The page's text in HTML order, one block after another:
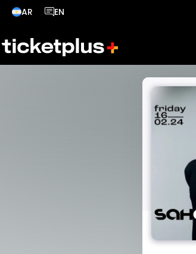
AR
País seleccionado, cambiar país
EN
Idioma seleccionado, cambiar idioma